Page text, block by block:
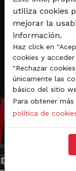
DEL
DE
COMPRAR
utiliza cookies
mejorar la
información.
Haz click en
cookies y
"Rechazar
únicamente las
básico del sitio
Para obtener
política de